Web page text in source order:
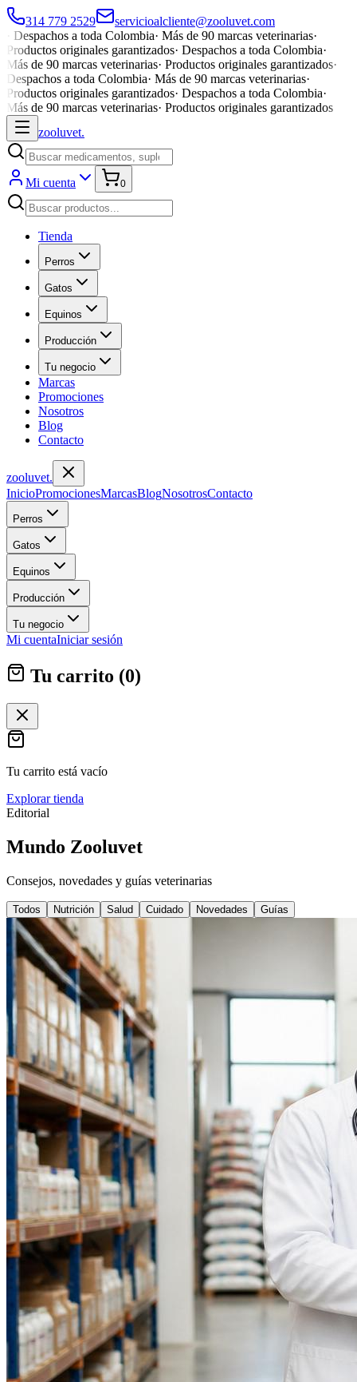
314 779 2529
servicioalcliente@zooluvet.com
Despachos a toda Colombia· Más de 90 marcas veterinarias·
Productos originales garantizados· Despachos a toda Colombia·
Más de 90 marcas veterinarias· Productos originales garantizados·
Despachos a toda Colombia· Más de 90 marcas veterinarias·
Productos originales garantizados· Despachos a toda Colombia·
Más de 90 marcas veterinarias· Productos originales garantizados
zooluvet.
Mi cuenta 0
Tienda
Perros
Gatos
Equinos
Producción
Tu negocio
Marcas
Promociones
Nosotros
Blog
Contacto
zooluvet.
InicioPromocionesMarcasBlogNosotrosContacto
Perros
Gatos
Equinos
Producción
Tu negocio
Mi cuentaIniciar sesión
Tu carrito (0)
Tu carrito está vacío
Explorar tienda
Editorial
Mundo Zooluvet
Consejos, novedades y guías veterinarias
Todos Nutrición Salud Cuidado Novedades Guías